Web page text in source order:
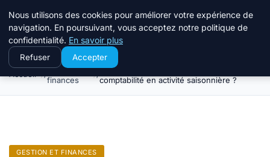
Travail Saisonnier
Gestion et
finances
Comment gérer efficacement sa
comptabilité en activité saisonnière ?
GESTION ET FINANCES
Nous utilisons des cookies pour améliorer votre expérience de
navigation. En poursuivant, vous acceptez notre politique de
confidentialité. En savoir plus
Refuser Accepter